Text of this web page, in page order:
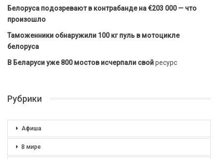
Белоруса подозревают в контрабанде на €203 000 — что
произошло
Таможенники обнаружили 100 кг пуль в мотоцикле
белоруса
В Беларуси уже 800 мостов исчерпали свойресурс
Рубрики
Афиша
В мире